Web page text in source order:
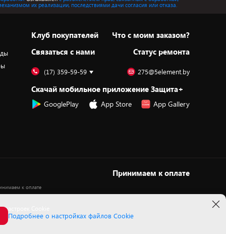
их реализации, последствиями дачи согласия или отказа.
Клуб покупателей
Cвязаться с нами
Что с моим заказом?
Статус ремонта
(17) 359-59-59 275@5element.by
Скачай мобильное приложение Защита+
GooglePlay App Store App Gallery
Принимаем к оплате
Cookie
Подробнее о настройках файлов Cookie